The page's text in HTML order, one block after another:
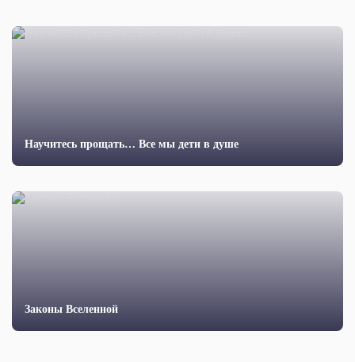
Научитесь прощать… Все мы дети в душе
Законы Вселенной